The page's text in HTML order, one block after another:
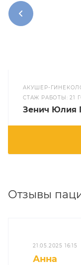
АКУШЕР-
CТАЖ РАБОТЫ: 21
Зенич Юлия
Отзывы
21.05.2025 16:15
Анна